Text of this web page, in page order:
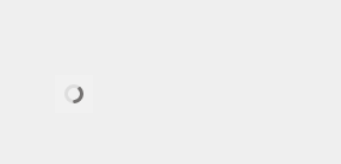
Loading…